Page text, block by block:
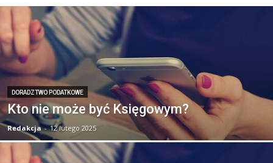
DORADZTWO PODATKOWE
Kto nie może być Księgowym?
Redakcja - 12 lutego 2025